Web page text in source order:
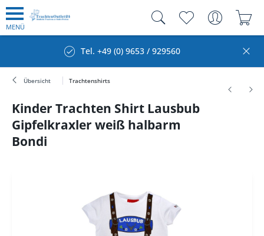
MENÜ
Tel. +49 (0) 9653 / 929560
Übersicht Trachtenshirts
Kinder Trachten Shirt Lausbub
Gipfelkraxler weiß halbarm
Bondi